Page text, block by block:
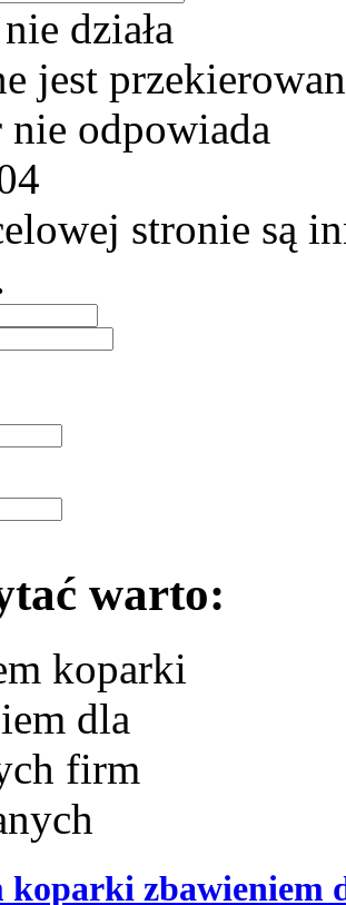
działa
jest
nie odpowiada
stronie są
warto:
koparki zbawieniem